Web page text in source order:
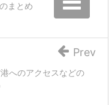
まとめ
へのアクセスなどの
Prev